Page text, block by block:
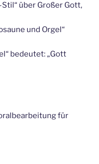
über Großer Gott,
und Orgel“
bedeutet: „Gott
für